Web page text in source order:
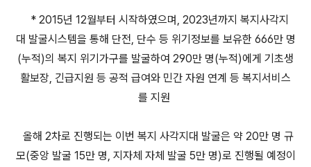
* 2015년 12월부터 시작하였으며, 2023년까지 복지사각지
대 발굴시스템을 통해 단전, 단수 등 위기정보를 보유한 666만 명
(누적)의 복지 위기가구를 발굴하여 290만 명(누적)에게 기초생
활보장, 긴급지원 등 공적 급여와 민간 자원 연계 등 복지서비스
를 지원
올해 2차로 진행되는 이번 복지 사각지대 발굴은 약 20만 명 규
모(중앙 발굴 15만 명, 지자체 자체 발굴 5만 명)로 진행될 예정이